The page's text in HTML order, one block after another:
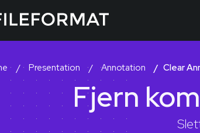
Presentation Annotation Clear
Fjern